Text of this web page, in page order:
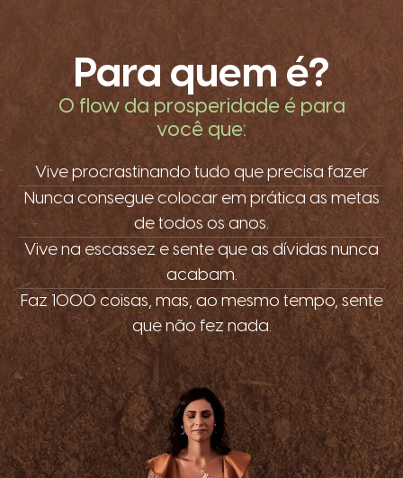
Para quem é?
O flow da prosperidade é para
você que:
Vive procrastinando tudo que precisa fazer
Nunca consegue colocar em prática as metas
de todos os anos.
Vive na escassez e sente que as dívidas nunca
acabam.
Faz 1000 coisas, mas, ao mesmo tempo, sente
que não fez nada.